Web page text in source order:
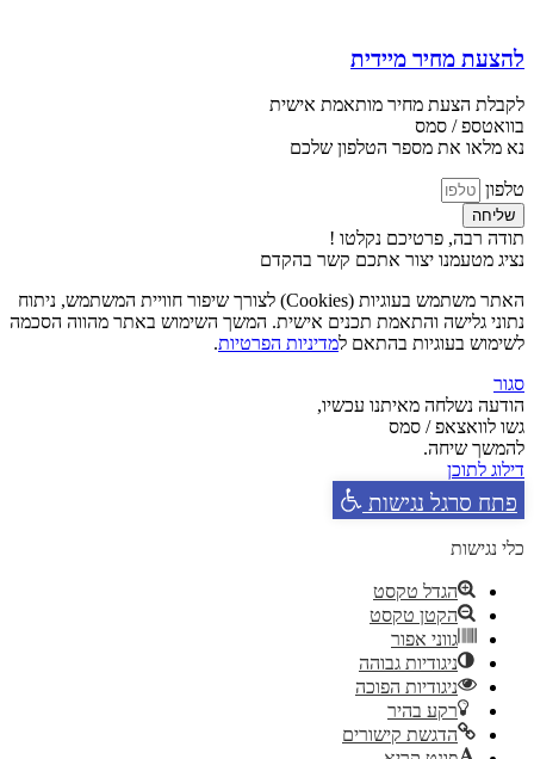
להצעת מחיר מיידית
לקבלת הצעת מחיר מותאמת אישית
בוואטספ / סמס
נא מלאו את מספר הטלפון שלכם
טלפון
שליחה
תודה רבה, פרטיכם נקלטו !
נציג מטעמנו יצור אתכם קשר בהקדם
האתר משתמש בעוגיות (Cookies) לצורך שיפור חוויית המשתמש, ניתוח
נתוני גלישה והתאמת תכנים אישית. המשך השימוש באתר מהווה הסכמה
לשימוש בעוגיות בהתאם למדיניות הפרטיות.
סגור
הודעה נשלחה מאיתנו עכשיו,
גשו לוואצאפ / סמס
להמשך שיחה.
דילוג לתוכן
פתח סרגל נגישות
כלי נגישות
הגדל טקסט
הקטן טקסט
גווני אפור
ניגודיות גבוהה
ניגודיות הפוכה
רקע בהיר
הדגשת קישורים